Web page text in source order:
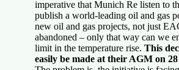
imperative that Munich Re listen to
publish a world-leading oil and gas
new oil and gas projects, not just
abandoned – only that way can we
limit in the temperature rise. This
easily be made at their AGM on